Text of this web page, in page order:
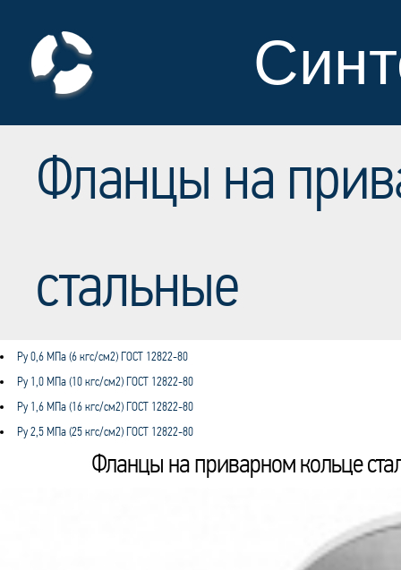
Фланцы на
стальные
Ру 0,6 МПа (6 кгс/см2) ГОСТ 12822-80
Ру 1,0 МПа (10 кгс/см2) ГОСТ 12822-80
Ру 1,6 МПа (16 кгс/см2) ГОСТ 12822-80
Ру 2,5 МПа (25 кгс/см2) ГОСТ 12822-80
Фланцы на приварном кольце